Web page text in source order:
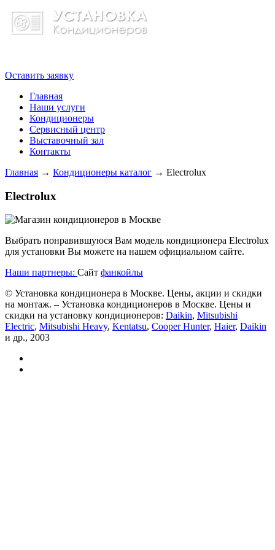
Оставить заявку
Главная
Наши услуги
Кондиционеры
Сервисный центр
Выставочный зал
Контакты
Главная → Кондиционеры каталог → Electrolux
Electrolux
Выбрать понравившуюся Вам модель кондиционера Electrolux
для установки Вы можете на нашем официальном сайте.
Наши партнеры: Сайт фанкойлы
© Установка кондиционера в Москве. Цены, акции и скидки
на монтаж. – Установка кондиционеров в Москве. Цены и
скидки на установку кондиционеров: Daikin, Mitsubishi
Electric, Mitsubishi Heavy, Kentatsu, Cooper Hunter, Haier, Daikin
и др., 2003